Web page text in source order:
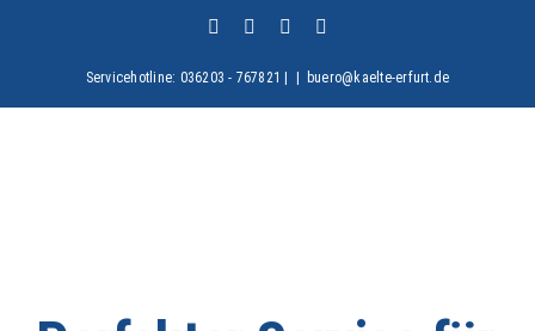
Facebook Instagram
Servicehotline: 036203 - 767821 | buero@kaelte-erfurt.de